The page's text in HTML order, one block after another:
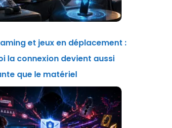
et jeux en déplacement :
la connexion devient aussi
que le matériel